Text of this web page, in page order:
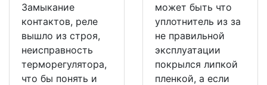
Замыкание
контактов, реле
вышло из строя,
неисправность
терморегулятора,
что бы понять и
может быть что
уплотнитель из за
не правильной
эксплуатации
покрылся липкой
пленкой, а если